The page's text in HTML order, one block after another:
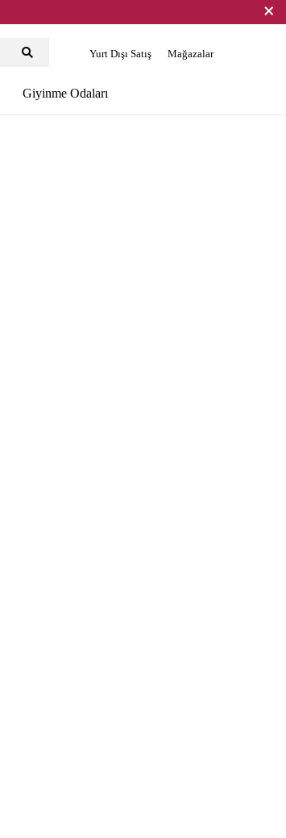
Yurt Dışı Satış Mağazalar
Giyinme Odaları